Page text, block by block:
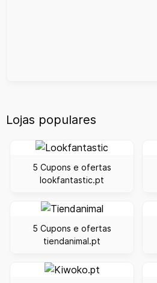
Lojas populares
5 Cupons e ofertas
lookfantastic.pt
5 Cupons e ofertas
tiendanimal.pt